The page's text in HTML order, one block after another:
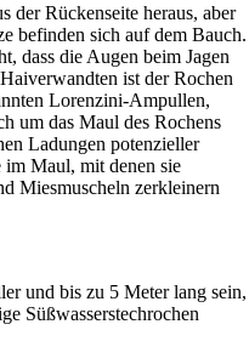
der Rückenseite heraus, aber
befinden sich auf dem Bauch.
dass die Augen beim Jagen
ist der Rochen
Lorenzini-Ampullen,
um das Maul des Rochens
Ladungen potenzieller
im Maul, mit denen sie
Miesmuscheln zerkleinern
und bis zu 5 Meter lang sein,
Süßwasserstechrochen